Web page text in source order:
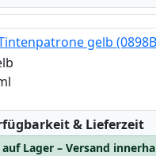
gelb
& Lieferzeit
auf Lager – Versand